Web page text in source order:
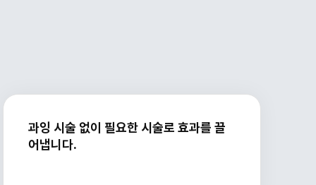
과잉 시술 없이 필요한 시술로 효과를 끌
어냅니다.